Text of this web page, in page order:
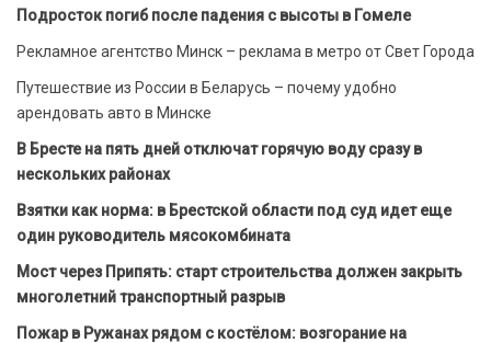
Подросток погиб после падения с высоты в Гомеле
Рекламное агентство Минск – реклама в метро от Свет Города
Путешествие из России в Беларусь – почему удобно
арендовать авто в Минске
В Бресте на пять дней отключат горячую воду сразу в
нескольких районах
Взятки как норма: в Брестской области под суд идет еще
один руководитель мясокомбината
Мост через Припять: старт строительства должен закрыть
многолетний транспортный разрыв
Пожар в Ружанах рядом с костёлом: возгорание на